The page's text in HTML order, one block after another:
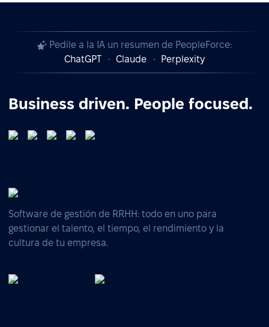
Pedile a la IA un resumen de PeopleForce:
ChatGPT
Claude Perplexity
Business driven. People focused.
Software de gestión de RRHH: todo en uno para
gestionar el talento, el tiempo, el rendimiento y la
cultura de tu empresa.